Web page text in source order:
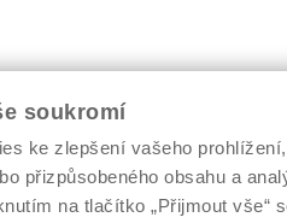
soukromí
ke zlepšení vašeho prohlížení,
přizpůsobeného obsahu a
na tlačítko „Přijmout vše“